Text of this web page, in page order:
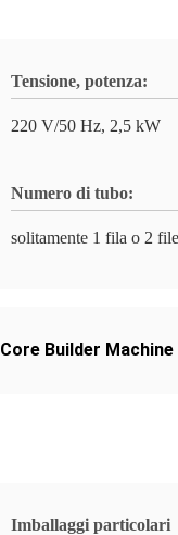
Tensione, potenza:
220 V/50 Hz, 2,5 kW
Numero di tubo:
solitamente 1 fila o 2 file
Builder Machine
Imballaggi particolari